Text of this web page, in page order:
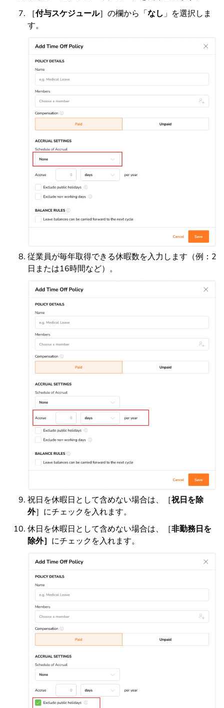
［付与スケジュール］の欄から「なし」を選択しま
す。
従業員が毎年取得できる休暇数を入力します（例：2
日または16時間など）。
祝日を休暇日として含めない場合は、［祝日を除
外］にチェックを入れます。
休日を休暇日として含めない場合は、［非勤務日を
除外］ にチェックを入れます。